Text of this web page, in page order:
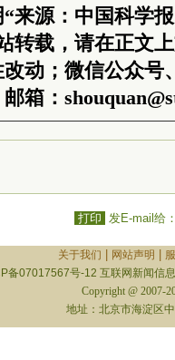
来源：中国科学
转载，请在正文
动；微信公众号
箱：
打印 发E-mail给
关于我们 网站声明
备07017567号-12 互联网新闻信
Copyright @ 2007-
地址：北京市海淀区